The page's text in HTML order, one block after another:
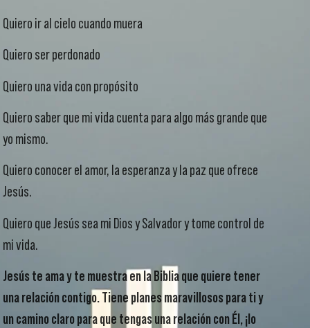
Quiero ir al cielo cuando muera
Quiero ser perdonado
Quiero una vida con propósito
Quiero saber que mi vida cuenta para algo más grande que
yo mismo.
Quiero conocer el amor, la esperanza y la paz que ofrece
Jesús.
Quiero que Jesús sea mi Dios y Salvador y tome control de
mi vida.
Jesús te ama y te muestra en la Biblia que quiere tener
una relación contigo. Tiene planes maravillosos para ti y
un camino claro para que tengas una relación con Él, ¡lo